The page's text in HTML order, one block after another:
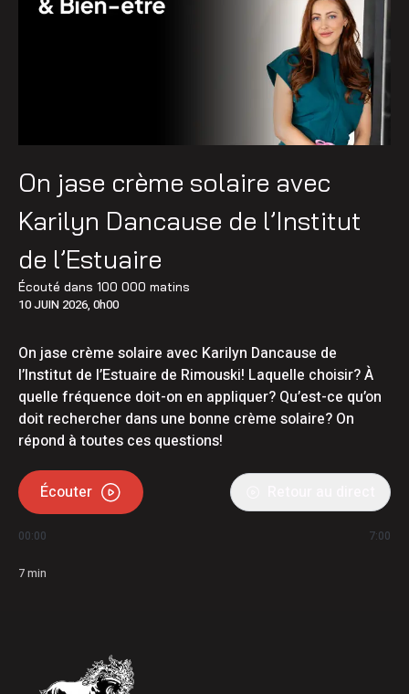
On jase crème solaire avec
Karilyn Dancause de l’Institut
de l’Estuaire
Écouté dans 100 000 matins
10 JUIN 2026, 0h00
On jase crème solaire avec Karilyn Dancause de
l’Institut de l’Estuaire de Rimouski! Laquelle choisir? À
quelle fréquence doit-on en appliquer? Qu’est-ce qu’on
doit rechercher dans une bonne crème solaire? On
répond à toutes ces questions!
Écouter
00:00 7:00
7min